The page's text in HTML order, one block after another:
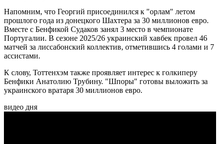
Напомним, что Георгий присоединился к "орлам" летом
прошлого года из донецкого Шахтера за 30 миллионов евро.
Вместе с Бенфикой Судаков занял 3 место в чемпионате
Португалии. В сезоне 2025/26 украинский хавбек провел 46
матчей за лиссабонский коллектив, отметившись 4 голами и 7
ассистами.
К слову, Тоттенхэм также проявляет интерес к голкиперу
Бенфики Анатолию Трубину. "Шпоры" готовы выложить за
украинского вратаря 30 миллионов евро.
видео дня